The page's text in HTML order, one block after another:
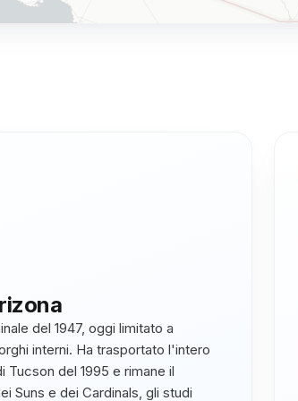
del 1947, oggi limitato a
interni. Ha trasportato l'intero
del 1995 e rimane il
Suns e dei Cardinals, gli studi